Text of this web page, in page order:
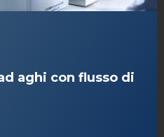
automatica
del rapporto